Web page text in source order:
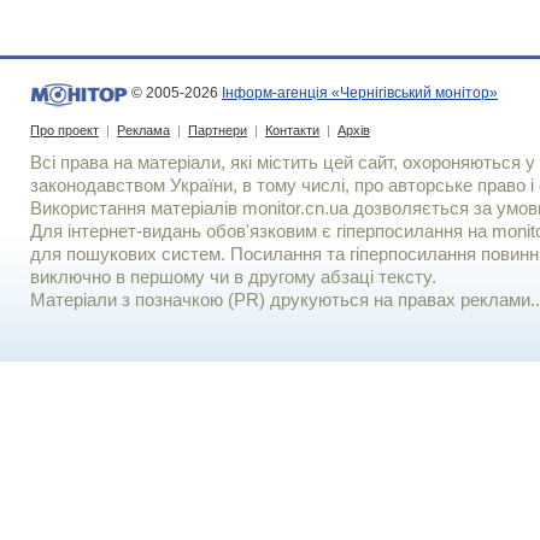
© 2005-2026 Інформ-агенція «Чернігівський монітор»
Про проект | Реклама | Партнери | Контакти | Архів
Всі права на матеріали, які містить цей сайт, охороняються у
законодавством України, в тому числі, про авторське право і
Використання матерiалiв monitor.cn.ua дозволяється за
Для iнтернет-видань обов'язковим є гiперпосилання на
для пошукових систем. Посилання та гіперпосилання
виключно в першому чи в другому абзаці тексту.
Матеріали з позначкою (PR) друкуються на правах реклами..